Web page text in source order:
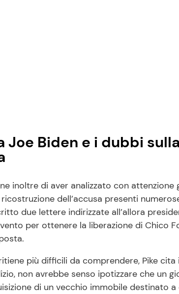
Joe Biden e i dubbi
inoltre di aver analizzato con
dell’accusa presenti
due lettere indirizzate all’allora
per ottenere la liberazione di Chico
più difficili da comprendere, Pike
non avrebbe senso ipotizzare che un
di un vecchio immobile destinato